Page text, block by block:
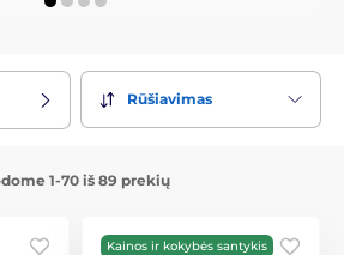
Rūšiavimas
1-70 iš 89 prekių
Kainos ir kokybės santykis